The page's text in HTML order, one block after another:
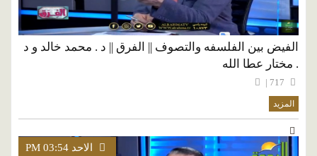
الفيض بين الفلسفه والتصوف || الفرق || د . محمد خالد و د
. مختار عطا الله
المزيد
الاحد PM 03:54